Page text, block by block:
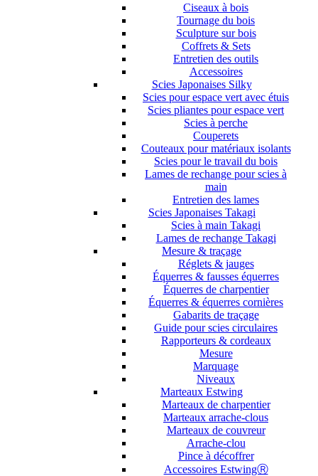
Ciseaux à bois
Tournage du bois
Sculpture sur bois
Coffrets & Sets
Entretien des outils
Accessoires
Scies Japonaises Silky
Scies pour espace vert avec étuis
Scies pliantes pour espace vert
Scies à perche
Couperets
Couteaux pour matériaux isolants
Scies pour le travail du bois
Lames de rechange pour scies à
main
Entretien des lames
Scies Japonaises Takagi
Scies à main Takagi
Lames de rechange Takagi
Mesure & traçage
Réglets & jauges
Équerres & fausses équerres
Équerres de charpentier
Équerres & équerres cornières
Gabarits de traçage
Guide pour scies circulaires
Rapporteurs & cordeaux
Mesure
Marquage
Niveaux
Marteaux Estwing
Marteaux de charpentier
Marteaux arrache-clous
Marteaux de couvreur
Arrache-clou
Pince à décoffrer
Accessoires EstwingⓇ